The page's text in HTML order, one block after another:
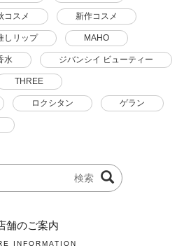
コスメ 新作コスメ
しリップ MAHO
水 ジバンシイ ビューティー
THREE
ロクシタン ゲラン
舗のご案内
INFORMATION